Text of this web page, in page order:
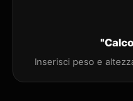
Inserisci peso e